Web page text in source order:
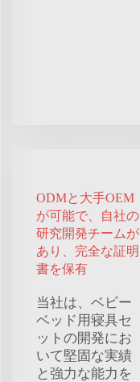
ODMと大手OEM
が可能で、自社の
研究開発チームが
あり、完全な証明
書を保有
当社は、ベビー
ベッド用寝具セ
ットの開発にお
いて堅固な実績
と強力な能力を